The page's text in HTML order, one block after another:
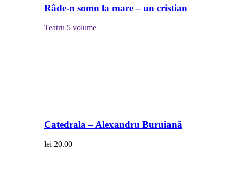
Râde-n somn la mare – un cristian
Teatru 5 volume
Catedrala – Alexandru Buruiană
lei 20.00